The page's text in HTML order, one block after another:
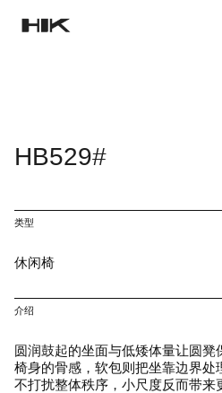
HB529#
类型
休闲椅
介绍
圆润鼓起的坐面与低矮体量让圆凳
椅身的骨感，软包则把坐靠边界处
不打扰整体秩序，小尺度反而带来